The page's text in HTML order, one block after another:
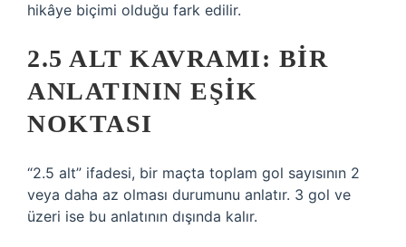
hikâye biçimi olduğu fark edilir.
2.5 ALT KAVRAMI: BIR
ANLATININ EŞIK
NOKTASI
“2.5 alt” ifadesi, bir maçta toplam gol sayısının 2
veya daha az olması durumunu anlatır. 3 gol ve
üzeri ise bu anlatının dışında kalır.